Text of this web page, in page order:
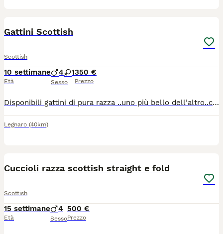
Gattini Scottish
Scottish
10 settimane
Età
4 1
Sesso
350 €
Prezzo
Disponibili gattini di pura razza ..uno più bello dell’altro..completamente tutti diversi ..abituati alla lettiera tira graffi e mangiano autonomamente ..cresciuti in casa con noi e nostri bimbi sono molto affettuosi..contattatemi per altre informazioni 😊
Legnaro (40km)
Cuccioli razza scottish straight e fold
Scottish
15 settimane
Età
4
Sesso
500 €
Prezzo